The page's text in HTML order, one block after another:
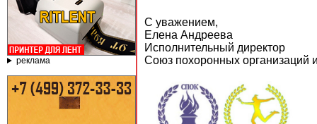
реклама
С уважением,
Елена Андреева
Исполнительный директор
Союз похоронных организаций